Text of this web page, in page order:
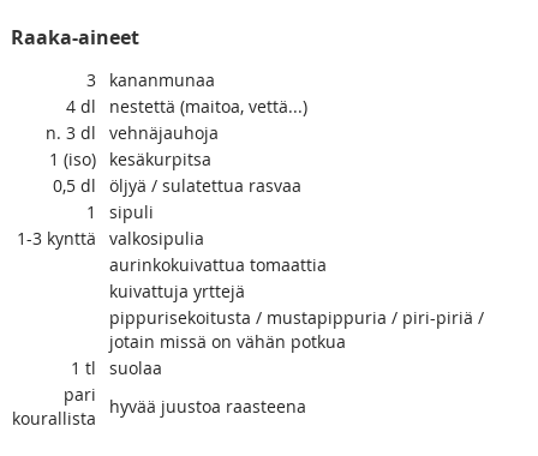
Raaka-aineet
3
kananmunaa
4 dl
nestettä (maitoa, vettä...)
n. 3 dl
vehnäjauhoja
1 (iso)
kesäkurpitsa
0,5 dl
öljyä / sulatettua rasvaa
1
sipuli
1-3 kynttä
valkosipulia
aurinkokuivattua tomaattia
kuivattuja yrttejä
pippurisekoitusta / mustapippuria / piri-piriä /
jotain missä on vähän potkua
1 tl
suolaa
pari
kourallista
hyvää juustoa raasteena